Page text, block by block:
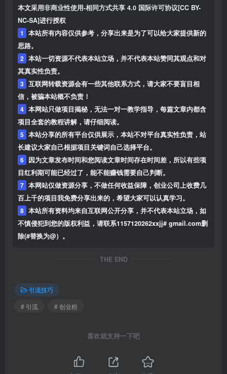
本文采用非商业性使用-相同方式共享 4.0 国际许可协议[CC BY-
NC-SA]进行授权
1
本站所有内容仅供参考，分享出来是为了可以给大家提供新的
思路。
2 本站一切资源不代表本站立场，并不代表本站赞同其观点和对
其真实性负责。
3 互联网转载资源会有一些其他联系方式，请大家不要盲目相
信，被骗本站概不负责！
4 本网站只做项目揭秘，无法一对一教学指导，每篇文章内都含
项目全套的教程讲解，请仔细阅读。
5 本站分享的所有平台仅供展示，本站不对平台真实性负责，站
长建议大家自己根据项目关键词自己选择平台。
6 因为文章发布时间和您阅读文章时间存在时间差，所以有些项
目红利期可能已经过了，能不能赚钱需要自己判断。
7 本网站仅做资源分享，不做任何收益保障，创业公司上收费几
百上千的项目我免费分享出来的，希望大家可以认真学习。
8 本站所有资料均来自互联网公开分享，并不代表本站立场，如
不慎侵犯到您的版权利益，请联系1157120262xxjj# gmail.com删
除(#替换为@）。
THE END
引流技巧
# 引流
# 创业粉
喜欢就支持一下吧